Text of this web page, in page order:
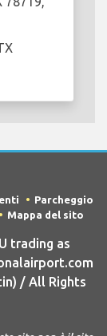
Parcheggio
Mappa del sito
trading as
/ All Rights